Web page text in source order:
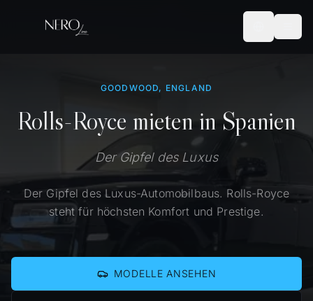
GOODWOOD, ENGLAND
Rolls-Royce mieten in Spanien
Der Gipfel des Luxus
Der Gipfel des Luxus-Automobilbaus. Rolls-Royce
steht für höchsten Komfort und Prestige.
MODELLE ANSEHEN